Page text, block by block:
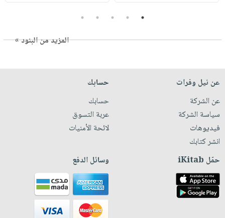
1
2
3
4
5
المزيد من البنود »
عن نيل وفرات
عن الشركة
سياسة الشركة
فيديوهات
انشر كتابك
حسابك
حسابك
عربة التسوق
لائحة الأمنيات
حمّل iKitab وسائل الدفع